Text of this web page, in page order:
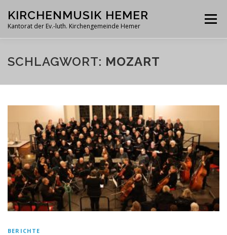
Inhalt
springen
KIRCHENMUSIK HEMER
Kantorat der Ev.-luth. Kirchengemeinde Hemer
Menü
TERMINE MITSINGEN
IMPRESSUM / KONTAKT FÖRDERVEREIN
SCHLAGWORT: MOZART
BERICHTE